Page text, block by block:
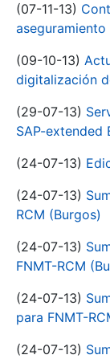
(07-11-13)
aseguramiento
(09-10-13)
digitalización
(29-07-13)
SAP-extended
(24-07-13)
(24-07-13)
RCM (Burgos)
(24-07-13)
FNMT-RCM
(24-07-13)
para FNMT-
(24-07-13)